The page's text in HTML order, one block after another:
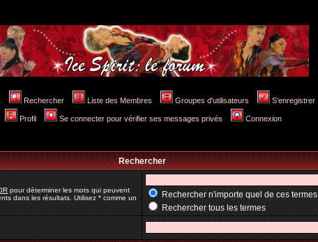
Rechercher Liste des Membres Groupes d'utilisateurs S'enregistrer
Profil Se connecter pour vérifier ses messages privés Connexion
Rechercher
pour déterminer les mots qui peuvent
dans les résultats. Utilisez * comme un
Rechercher n'importe quel de ces termes
Rechercher tous les termes